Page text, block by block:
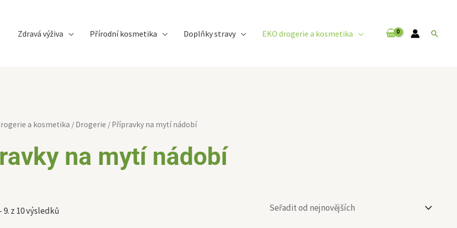
Zdravá výživa Přírodní kosmetika Doplňky stravy EKO drogerie a kosmetika Hledat
a kosmetika / Drogerie / Přípravky na mytí nádobí
na mytí nádobí
9. z 10 výsledků
Sorted
by